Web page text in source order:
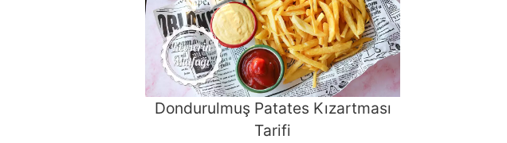
Dondurulmuş Patates Kızartması
Tarifi